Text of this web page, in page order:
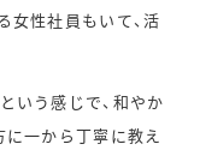
女性社員もいて、活
いう感じで、和やか
に一から丁寧に教え